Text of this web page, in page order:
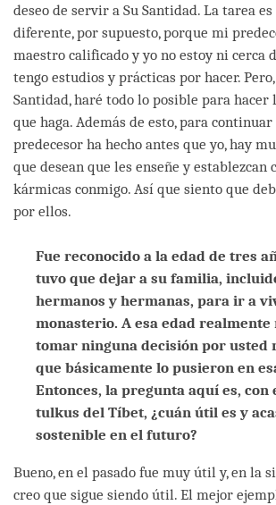
deseo de servir a Su Santidad. La tarea es
diferente, por supuesto, porque mi
maestro calificado y yo no estoy ni cerca
tengo estudios y prácticas por hacer.
Santidad, haré todo lo posible para hacer
que haga. Además de esto, para
predecesor ha hecho antes que yo, hay
que desean que les enseñe y establezcan
kármicas conmigo. Así que siento que
por ellos.
Fue reconocido a la edad de tres
tuvo que dejar a su familia,
hermanos y hermanas, para ir a
monasterio. A esa edad realmente
tomar ninguna decisión por usted
que básicamente lo pusieron en
Entonces, la pregunta aquí es, con
tulkus del Tíbet, ¿cuán útil es y
sostenible en el futuro?
Bueno, en el pasado fue muy útil y, en la
creo que sigue siendo útil. El mejor